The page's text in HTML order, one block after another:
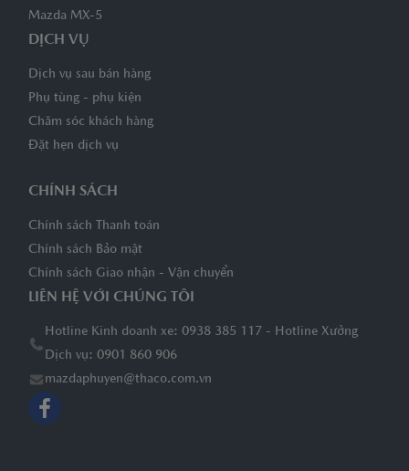
Mazda MX-5
DỊCH VỤ
Dịch vụ sau bán hàng
Phụ tùng - phụ kiện
Chăm sóc khách hàng
Đặt hẹn dịch vụ
CHÍNH SÁCH
Chính sách Thanh toán
Chính sách Bảo mật
Chính sách Giao nhận - Vận chuyển
LIÊN HỆ VỚI CHÚNG TÔI
Hotline Kinh doanh xe: 0938 385 117 - Hotline Xưởng
Dịch vụ: 0901 860 906
mazdaphuyen@thaco.com.vn